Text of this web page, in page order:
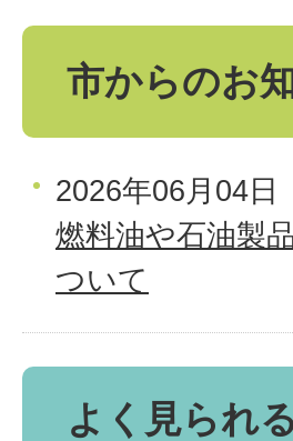
市からのお
2026年06月04日
燃料油や石油製
ついて
よく見られ